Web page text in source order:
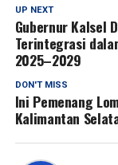
UP NEXT
Gubernur Kalsel
Terintegrasi
2025–2029
DON'T MISS
Ini Pemenang
Kalimantan